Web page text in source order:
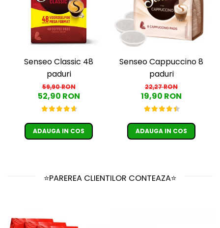
Senseo Classic 48
paduri
59,90 RON
52,90 RON
ADAUGA IN COS
Senseo Cappuccino 8
paduri
22,27 RON
19,90 RON
ADAUGA IN COS
⭐PAREREA CLIENTILOR CONTEAZA⭐